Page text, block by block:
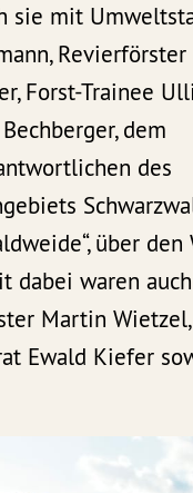
sie mit
Forst-Trainee
dem
des
über
dabei waren auch
Martin Wietzel,
Ewald Kiefer